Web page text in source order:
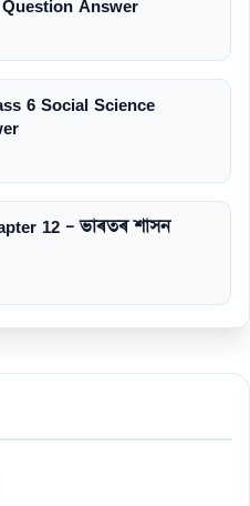
Answer
6 Social Science
12 – ভাৰতৰ শাসন